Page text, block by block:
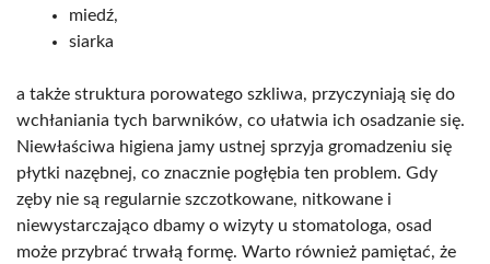
miedź,
siarka
a także struktura porowatego szkliwa, przyczyniają się do
wchłaniania tych barwników, co ułatwia ich osadzanie się.
Niewłaściwa higiena jamy ustnej sprzyja gromadzeniu się
płytki nazębnej, co znacznie pogłębia ten problem. Gdy
zęby nie są regularnie szczotkowane, nitkowane i
niewystarczająco dbamy o wizyty u stomatologa, osad
może przybrać trwałą formę. Warto również pamiętać, że